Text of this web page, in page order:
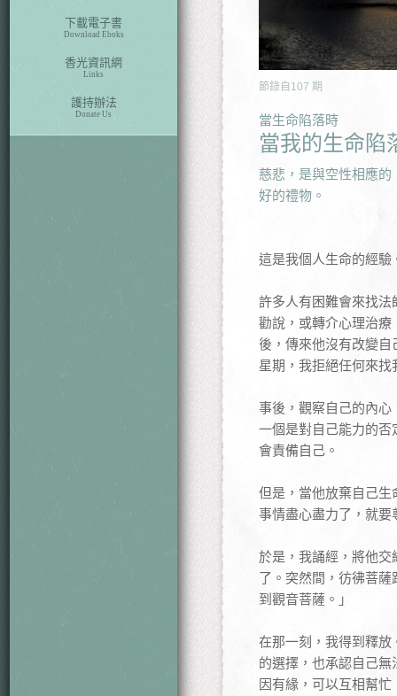
下載電子書
Download Eboks
香光資訊網
Links
護持辦法
Donate Us
節錄自 107 期
當生命陷落時
當我的生命陷
慈悲，是與空性相應
好的禮物。
這是我個人生命的經驗
許多人有困難會來找
勸說，或轉介心理治
後，傳來他沒有改變
星期，我拒絕任何來
事後，觀察自己的內
一個是對自己能力的
會責備自己。
但是，當他放棄自己
事情盡心盡力了，就要
於是，我誦經，將他
了。突然間，彷彿菩
到觀音菩薩。」
在那一刻，我得到釋
的選擇，也承認自己
因有緣，可以互相幫